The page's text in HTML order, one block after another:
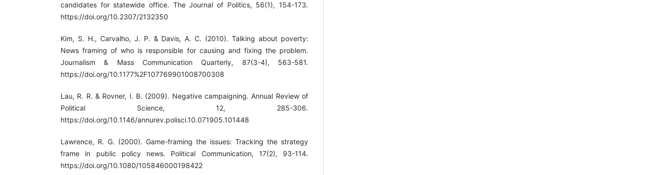
candidates for statewide office. The Journal of Politics, 56(1), 154-173.
https://doi.org/10.2307/2132350
Kim, S. H., Carvalho, J. P. & Davis, A. C. (2010). Talking about poverty:
News framing of who is responsible for causing and fixing the problem.
Journalism & Mass Communication Quarterly, 87(3-4), 563-581.
https://doi.org/10.1177%2F107769901008700308
Lau, R. R. & Rovner, I. B. (2009). Negative campaigning. Annual Review of
Political Science, 12, 285-306.
https://doi.org/10.1146/annurev.polisci.10.071905.101448
Lawrence, R. G. (2000). Game-framing the issues: Tracking the strategy
frame in public policy news. Political Communication, 17(2), 93-114.
https://doi.org/10.1080/105846000198422